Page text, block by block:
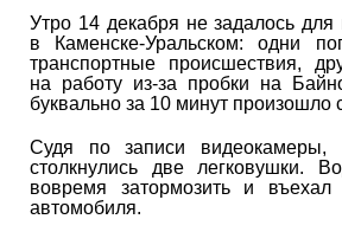
Утро 14 декабря не задалось для
в Каменске-Уральском: одни
транспортные происшествия,
на работу из-за пробки на
буквально за 10 минут произошло
Судя по записи видеокамеры,
столкнулись две легковушки.
вовремя затормозить и
автомобиля.